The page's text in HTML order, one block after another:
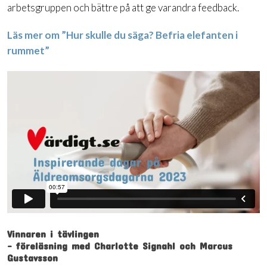
arbetsgruppen och bättre på att ge varandra feedback.
Läs mer om ”Hur skulle du säga? Befria elefanten i
rummet”
Vinnaren i tävlingen
- föreläsning med Charlotte Signahl och Marcus
Gustavsson